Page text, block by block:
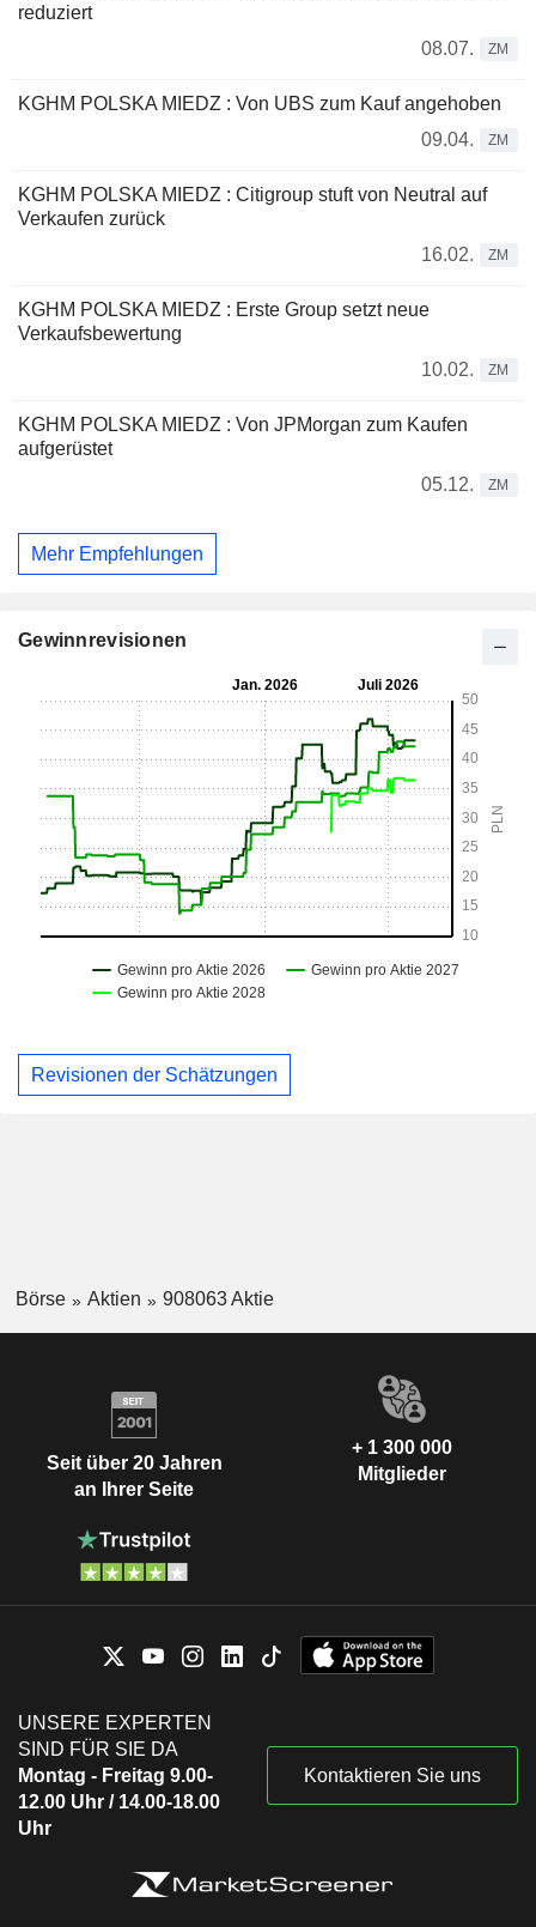
reduziert
08.07.
ZM
KGHM POLSKA MIEDZ : Von UBS zum Kauf angehoben
09.04.
ZM
KGHM POLSKA MIEDZ : Citigroup stuft von Neutral auf
Verkaufen zurück
16.02.
ZM
KGHM POLSKA MIEDZ : Erste Group setzt neue
Verkaufsbewertung
10.02.
ZM
KGHM POLSKA MIEDZ : Von JPMorgan zum Kaufen
aufgerüstet
05.12.
ZM
Mehr Empfehlungen
Gewinnrevisionen
Revisionen der Schätzungen
Börse Aktien 908063 Aktie
Seit über 20 Jahren
an Ihrer Seite
+ 1 300 000
Mitglieder
UNSERE EXPERTEN
SIND FÜR SIE DA
Montag - Freitag 9.00-
12.00 Uhr / 14.00-18.00
Uhr
Kontaktieren Sie uns